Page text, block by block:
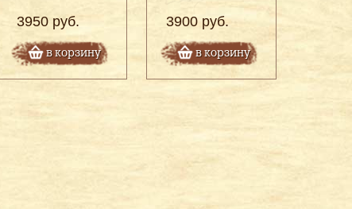
3950 руб.
в корзину
3900 руб.
в корзину